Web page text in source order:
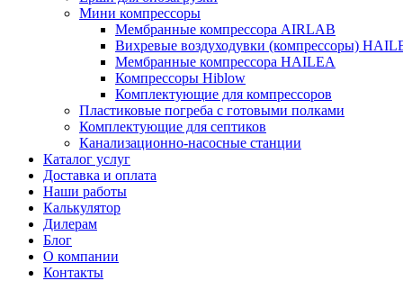
Мини компрессоры
Мембранные компрессора AIRLAB
Вихревые воздуходувки (компрессоры)
Мембранные компрессора HAILEA
Компрессоры Hiblow
Комплектующие для компрессоров
Пластиковые погреба с готовыми полками
Комплектующие для септиков
Канализационно-насосные станции
Каталог услуг
Доставка и оплата
Наши работы
Калькулятор
Дилерам
Блог
О компании
Контакты